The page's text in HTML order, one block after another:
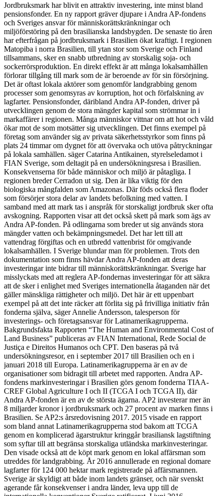
Jordbruksmark har blivit en attraktiv investering, inte minst bland
pensionsfonder. En ny rapport gräver djupare i Andra AP-fondens
och Sveriges ansvar för människorättskränkningar och
miljöförstöring på den brasilianska landsbygden. De senaste tio åren
har efterfrågan på jordbruksmark i Brasilien ökat kraftigt. I regionen
Matopiba i norra Brasilien, till ytan stor som Sverige och Finland
tillsammans, sker en snabb utbredning av storskalig soja- och
sockerrörsproduktion. En direkt effekt är att många lokalsamhällen
förlorar tillgång till mark som de är beroende av för sin försörjning.
Det är oftast lokala aktörer som genomför landgrabbing genom
processer som genomsyras av korruption, hot och förfalskning av
lagfarter. Pensionsfonder, däribland Andra AP-fonden, driver på
utvecklingen genom de stora mängder kapital som strömmar in i
markaffärer i regionen. Många människor vittnar om att hot och våld
ökar mot de som motsätter sig utvecklingen. Det finns exempel på
företag som använder sig av privata säkerhetsstyrkor som finns på
plats 24 timmar om dygnet för att övervaka och utöva påtryckningar
på lokala samhällen. säger Catarina Antikainen, styrelseledamot i
FIAN Sverige, som deltagit på en undersökningsresa i Brasilien.
Konsekvenserna för både människor och miljö är påtagliga. I
regionen breder Cerradon ut sig. Den är lika viktig för den
biologiska mångfalden som Amazonas. Där föds också flera floder
som försörjer stora delar av landets befolkning med vatten. I
samband med att mark tas i anspråk för storskaligt jordbruk sker ofta
avskogning. Rapporten visar att det också skett på mark som ägs av
Andra AP-fonden. På odlingarna som breder ut sig används stora
mängder vatten och bekämpningsmedel. Det har lett till att
vattendrag förgiftas och en utbredd vattenbrist för omgivande
lokalsamhällen. I Sverige blundar man för problemen. Trots den
dokumentation som finns hävdar Andra AP-fonden att deras
investeringar inte bidrar till människorättskränkningar. Sverige har
misslyckats med att reglera AP-fondernas investeringar för att säkra
att de sker i enlighet med Sveriges internationella åtaganden när det
gäller mänskliga rättigheter och miljö. Det här är ett uppenbart
exempel på att det inte räcker att förlita sig på frivilliga initiativ från
fonderna själva, säger Annelie Andersson, talesperson för
investerings- och företagsansvar för Latinamerikagrupperna.
Bakgrundsfakta Rapporten “The Human and Environmental Cost of
Land Business” publiceras av FIAN International, Rede Social de
Justiça e Direitos Humanos och CPT. Den baseras på två
undersökningsresor, en i september 2017 till Brasilien och en i
januari 2018 till Europa. Latinamerikagrupperna är en av de
organisationer som bidragit till arbetet med rapporten. Andra AP-
fondens markinvesteringar i Brasilien görs genom fonderna TIAA-
CREF Global Agriculture I och II (TCGA I och TCGA II), där
Andra AP-fonden är en av de största ägarna. AP2 investerar mer än
8 miljarder kronor i jordbruksmark och 27 procent av marken finns i
Brasilien. Se AP2:s årsredovisning 2017. 2015 visade en rapport
som bland annat Latinamerikagrupperna stod bakom att TCGA
genom en komplicerad ägarstruktur kringgår brasiliansk lagstiftning
som syftar till att begränsa storskaliga utländska markinvesteringar.
Den visade också att de köpt mark genom en lokal affärsman som
utreddes för landgrabbing. År 2016 annullerade en regional domare
lagfarter för 124 000 hektar mark registrerade på affärsmannen.
Sverige är skyldigt att både inom landets gränser, och när svenskt
agerande får konsekvenser i andra länder, leva upp till de